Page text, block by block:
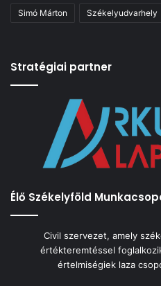
Simó Márton Székelyudvarhely
Stratégiai partner
Élő Székelyföld
Civil szervezet, amely
értékteremtéssel
értelmiségiek laza